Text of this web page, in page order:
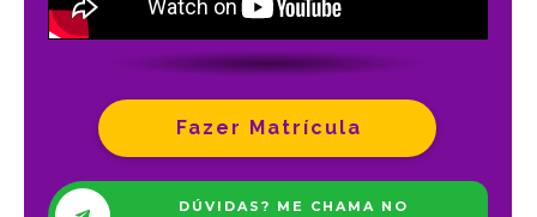
Fazer Matrícula
DÚVIDAS? ME CHAMA NO